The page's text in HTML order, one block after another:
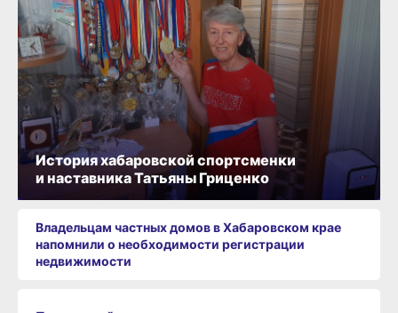
История хабаровской спортсменки
и наставника Татьяны Гриценко
Владельцам частных домов в Хабаровском крае
напомнили о необходимости регистрации
недвижимости